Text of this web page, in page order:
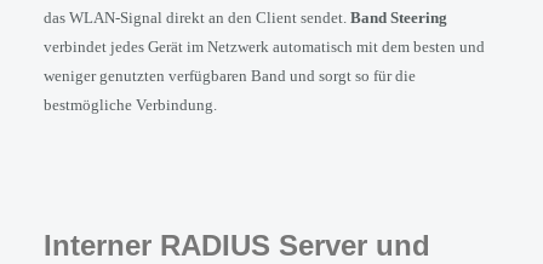
das WLAN-Signal direkt an den Client sendet. Band Steering
verbindet jedes Gerät im Netzwerk automatisch mit dem besten und
weniger genutzten verfügbaren Band und sorgt so für die
bestmögliche Verbindung.
Interner RADIUS Server und